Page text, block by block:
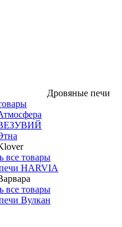
Дровяные печи
ВЕЗУВИЙ
все товары
HARVIA
все товары
Вулкан